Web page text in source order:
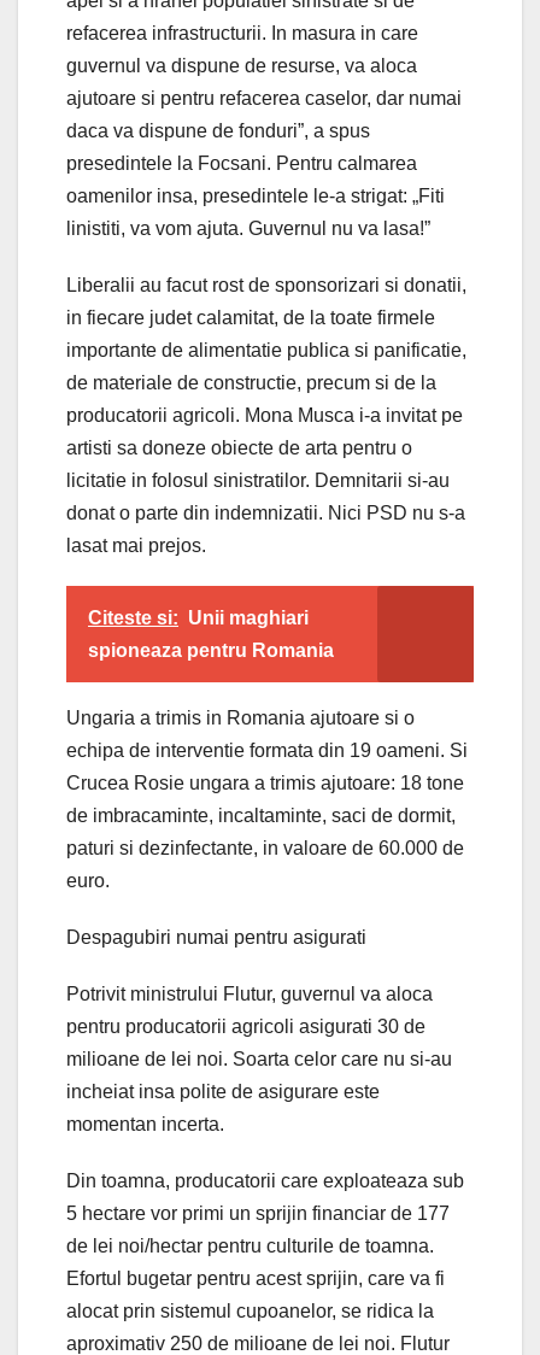
refacerea infrastructurii. In masura in care
guvernul va dispune de resurse, va aloca
ajutoare si pentru refacerea caselor, dar numai
daca va dispune de fonduri”, a spus
presedintele la Focsani. Pentru calmarea
oamenilor insa, presedintele le-a strigat: „Fiti
linistiti, va vom ajuta. Guvernul nu va lasa!”
Liberalii au facut rost de sponsorizari si donatii,
in fiecare judet calamitat, de la toate firmele
importante de alimentatie publica si panificatie,
de materiale de constructie, precum si de la
producatorii agricoli. Mona Musca i-a invitat pe
artisti sa doneze obiecte de arta pentru o
licitatie in folosul sinistratilor. Demnitarii si-au
donat o parte din indemnizatii. Nici PSD nu s-a
lasat mai prejos.
Citeste si: Unii maghiari
spioneaza pentru Romania
Ungaria a trimis in Romania ajutoare si o
echipa de interventie formata din 19 oameni. Si
Crucea Rosie ungara a trimis ajutoare: 18 tone
de imbracaminte, incaltaminte, saci de dormit,
paturi si dezinfectante, in valoare de 60.000 de
euro.
Despagubiri numai pentru asigurati
Potrivit ministrului Flutur, guvernul va aloca
pentru producatorii agricoli asigurati 30 de
milioane de lei noi. Soarta celor care nu si-au
incheiat insa polite de asigurare este
momentan incerta.
Din toamna, producatorii care exploateaza sub
5 hectare vor primi un sprijin financiar de 177
de lei noi/hectar pentru culturile de toamna.
Efortul bugetar pentru acest sprijin, care va fi
alocat prin sistemul cupoanelor, se ridica la
aproximativ 250 de milioane de lei noi. Flutur